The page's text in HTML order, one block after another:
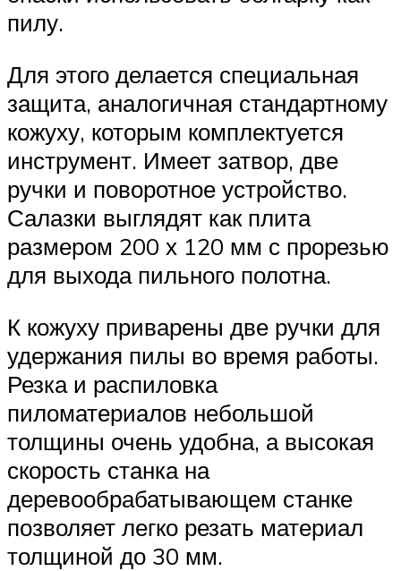
пилу.
Для этого делается специальная
защита, аналогичная стандартному
кожуху, которым комплектуется
инструмент. Имеет затвор, две
ручки и поворотное устройство.
Салазки выглядят как плита
размером 200 х 120 мм с прорезью
для выхода пильного полотна.
К кожуху приварены две ручки для
удержания пилы во время работы.
Резка и распиловка
пиломатериалов небольшой
толщины очень удобна, а высокая
скорость станка на
деревообрабатывающем станке
позволяет легко резать материал
толщиной до 30 мм.